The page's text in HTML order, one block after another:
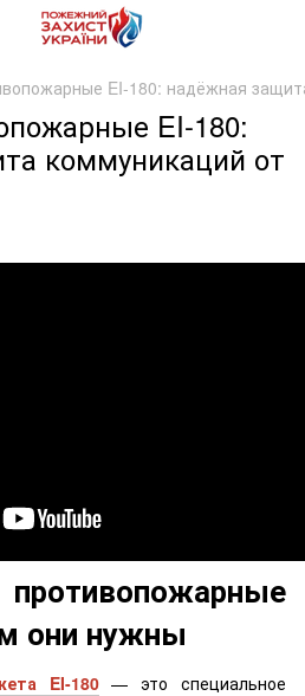
EI-180: надёжная
EI-180:
коммуникаций от
они нужны
EI-180— это специальное